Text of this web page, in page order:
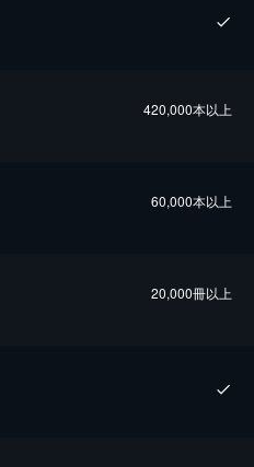
420,000本以上
60,000本以上
20,000冊以上